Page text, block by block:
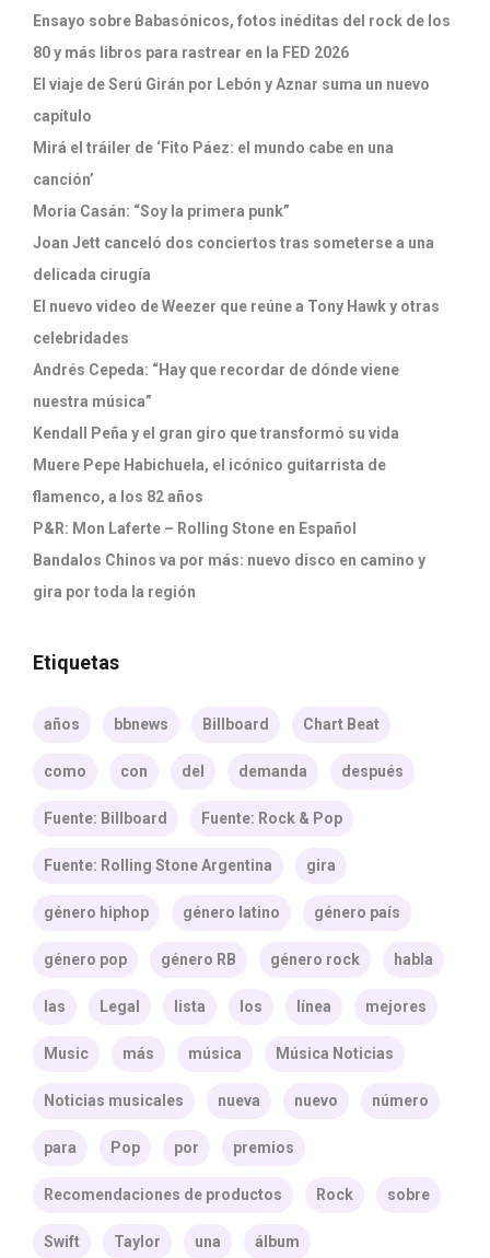
Ensayo sobre Babasónicos, fotos inéditas del rock de los
80 y más libros para rastrear en la FED 2026
El viaje de Serú Girán por Lebón y Aznar suma un nuevo
capítulo
Mirá el tráiler de ‘Fito Páez: el mundo cabe en una
canción’
Moria Casán: “Soy la primera punk”
Joan Jett canceló dos conciertos tras someterse a una
delicada cirugía
El nuevo video de Weezer que reúne a Tony Hawk y otras
celebridades
Andrés Cepeda: “Hay que recordar de dónde viene
nuestra música”
Kendall Peña y el gran giro que transformó su vida
Muere Pepe Habichuela, el icónico guitarrista de
flamenco, a los 82 años
P&R: Mon Laferte – Rolling Stone en Español
Bandalos Chinos va por más: nuevo disco en camino y
gira por toda la región
Etiquetas
años bbnews Billboard Chart Beat
como con del demanda después
Fuente: Billboard Fuente: Rock & Pop
Fuente: Rolling Stone Argentina gira
género hiphop género latino género país
género pop género RB género rock habla
las Legal lista los línea mejores
Music más música Música Noticias
Noticias musicales nueva nuevo número
para Pop por premios
Recomendaciones de productos Rock sobre
Swift Taylor una álbum